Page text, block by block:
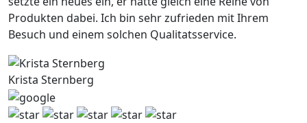
Produkten dabei. Ich bin sehr zufrieden mit Ihrem
Besuch und einem solchen Qualitatsservice.
Krista Sternberg